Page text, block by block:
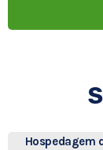
Hospedagem